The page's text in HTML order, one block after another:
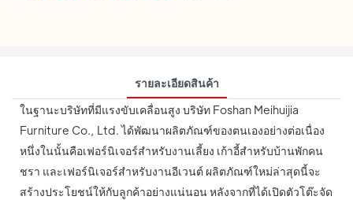
รายละเอียดสินค้า
ในฐานะบริษัทที่มีแรงขับเคลื่อนสูง บริษัท Foshan Meihuijia
Furniture Co., Ltd. ได้พัฒนาผลิตภัณฑ์ของตนเองอย่างต่อเนื่อง
หนึ่งในนั้นคือเฟอร์นิเจอร์สำหรับงานเลี้ยง เก้าอี้สำหรับบ้านพักคน
ชรา และเฟอร์นิเจอร์สำหรับงานอีเวนต์ ผลิตภัณฑ์ใหม่ล่าสุดนี้จะ
สร้างประโยชน์ให้กับลูกค้าอย่างแน่นอน หลังจากที่ได้เปิดตัวโต๊ะจัด